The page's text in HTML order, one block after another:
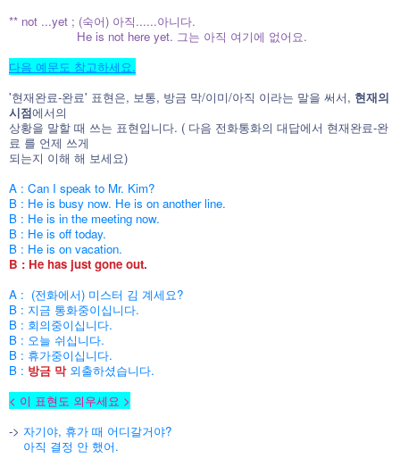
** not ...yet ; (숙어) 아직......아니다.
He is not here yet. 그는 아직 여기에 없어요.
다음 예문도 참고하세요.
'현재완료-완료' 표현은, 보통, 방금 막/이미/아직 이라는 말을 써서, 현재의
시점에서의
상황을 말할 때 쓰는 표현입니다. ( 다음 전화통화의 대답에서 현재완료-완
료 를 언제 쓰게
되는지 이해 해 보세요)
A : Can I speak to Mr. Kim?
B : He is busy now. He is on another line.
B : He is in the meeting now.
B : He is off today.
B : He is on vacation.
B : He has just gone out.
A : (전화에서) 미스터 김 계세요?
B : 지금 통화중이십니다.
B : 회의중이십니다.
B : 오늘 쉬십니다.
B : 휴가중이십니다.
B : 방금 막 외출하셨습니다.
< 이 표현도 외우세요 >
-> 자기야, 휴가 때 어디갈거야?
아직 결정 안 했어.